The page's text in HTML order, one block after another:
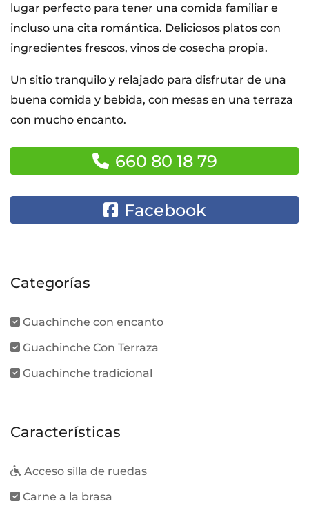
lugar perfecto para tener una comida familiar e
incluso una cita romántica. Deliciosos platos con
ingredientes frescos, vinos de cosecha propia.
Un sitio tranquilo y relajado para disfrutar de una
buena comida y bebida, con mesas en una terraza
con mucho encanto.
660 80 18 79
Facebook
Categorías
Guachinche con encanto
Guachinche Con Terraza
Guachinche tradicional
Características
Acceso silla de ruedas
Carne a la brasa